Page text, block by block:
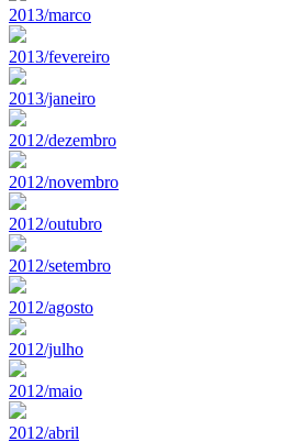
2013/marco
2013/fevereiro
2013/janeiro
2012/dezembro
2012/novembro
2012/outubro
2012/setembro
2012/agosto
2012/julho
2012/maio
2012/abril